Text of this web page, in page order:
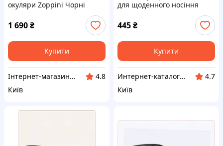
окуляри Zoppini Чорні
1 690₴
Купити
Інтернет-магазин enJoy
4.8
Київ
для щоденного носіння
445₴
Купити
Интернет-каталог скидок "Гривна Маркет"
4.7
Київ